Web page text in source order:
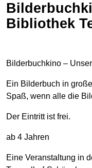
Bilderbuchkino in der
Bibliothek
Bilderbuchkino –
Ein Bilderbuch in
Spaß, wenn alle die
Der Eintritt ist frei.
ab 4 Jahren
Eine Veranstaltung in